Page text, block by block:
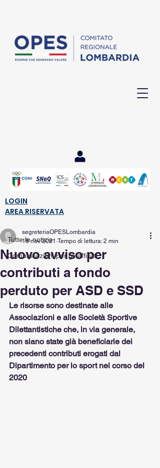
LOGIN
AREA RISERVATA
Post
Tutte le notizie
Comunicazioni per gli affiliati
Nuovo avviso per
contributi a fondo
perduto per ASD e SSD
segreteriaOPESLombardia
18 nov 2021 Tempo di lettura: 2 min
Le risorse sono destinate alle
Associazioni e alle Società Sportive
Dilettantistiche che, in via generale,
non siano state già beneficiarie dei
precedenti contributi erogati dal
Dipartimento per lo sport nel corso del
2020